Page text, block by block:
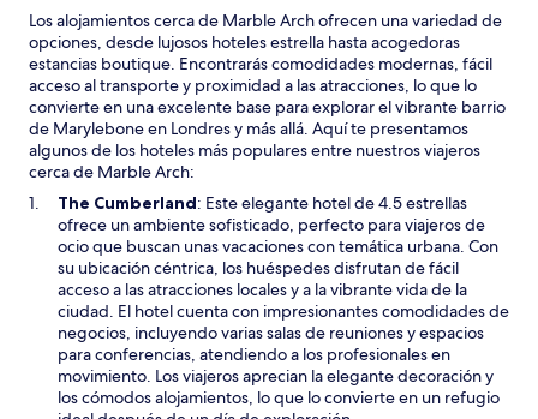
Los alojamientos cerca de Marble Arch ofrecen una variedad de
opciones, desde lujosos hoteles estrella hasta acogedoras
estancias boutique. Encontrarás comodidades modernas, fácil
acceso al transporte y proximidad a las atracciones, lo que lo
convierte en una excelente base para explorar el vibrante barrio
de Marylebone en Londres y más allá. Aquí te presentamos
algunos de los hoteles más populares entre nuestros viajeros
cerca de Marble Arch:
The CumberlandS
e
a
b
r
i
r
á
e
n
: Este elegante hotel de 4.5 estrellas
ofrece un ambiente sofisticado, perfecto para viajeros de
ocio que buscan unas vacaciones con temática urbana. Con
su ubicación céntrica, los huéspedes disfrutan de fácil
acceso a las atracciones locales y a la vibrante vida de la
ciudad. El hotel cuenta con impresionantes comodidades de
negocios, incluyendo varias salas de reuniones y espacios
para conferencias, atendiendo a los profesionales en
movimiento. Los viajeros aprecian la elegante decoración y
los cómodos alojamientos, lo que lo convierte en un refugio